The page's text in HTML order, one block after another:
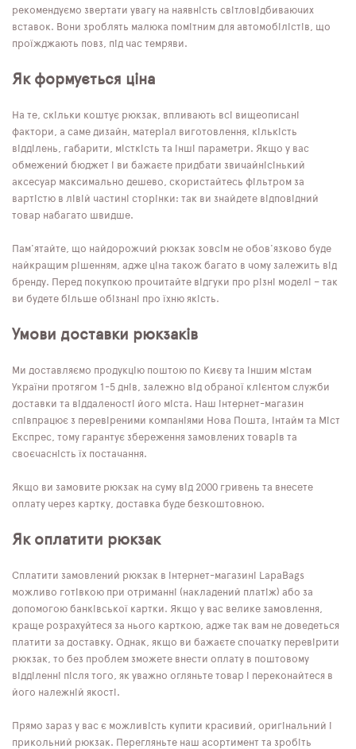
рекомендуємо звертати увагу на наявність світловідбиваючих
вставок. Вони зроблять малюка помітним для автомобілістів, що
проїжджають повз, під час темряви.
Як формується ціна
На те, скільки коштує рюкзак, впливають всі вищеописані
фактори, а саме дизайн, матеріал виготовлення, кількість
відділень, габарити, місткість та інші параметри. Якщо у вас
обмежений бюджет і ви бажаєте придбати звичайнісінький
аксесуар максимально дешево, скористайтесь фільтром за
вартістю в лівій частині сторінки: так ви знайдете відповідний
товар набагато швидше.
Пам'ятайте, що найдорожчий рюкзак зовсім не обов'язково буде
найкращим рішенням, адже ціна також багато в чому залежить від
бренду. Перед покупкою прочитайте відгуки про різні моделі – так
ви будете більше обізнані про їхню якість.
Умови доставки рюкзаків
Ми доставляємо продукцію поштою по Києву та іншим містам
України протягом 1-5 днів, залежно від обраної клієнтом служби
доставки та віддаленості його міста. Наш інтернет-магазин
співпрацює з перевіреними компаніями Нова Пошта, Інтайм та Міст
Експрес, тому гарантує збереження замовлених товарів та
своєчасність їх постачання.
Якщо ви замовите рюкзак на суму від 2000 гривень та внесете
оплату через картку, доставка буде безкоштовною.
Як оплатити рюкзак
Сплатити замовлений рюкзак в інтернет-магазині LapaBags
можливо готівкою при отриманні (накладений платіж) або за
допомогою банківської картки. Якщо у вас велике замовлення,
краще розрахуйтеся за нього карткою, адже так вам не доведеться
платити за доставку. Однак, якщо ви бажаєте спочатку перевірити
рюкзак, то без проблем зможете внести оплату в поштовому
відділенні після того, як уважно огляньте товар і переконайтеся в
його належній якості.
Прямо зараз у вас є можливість купити красивий, оригінальний і
прикольний рюкзак. Перегляньте наш асортимент та зробіть